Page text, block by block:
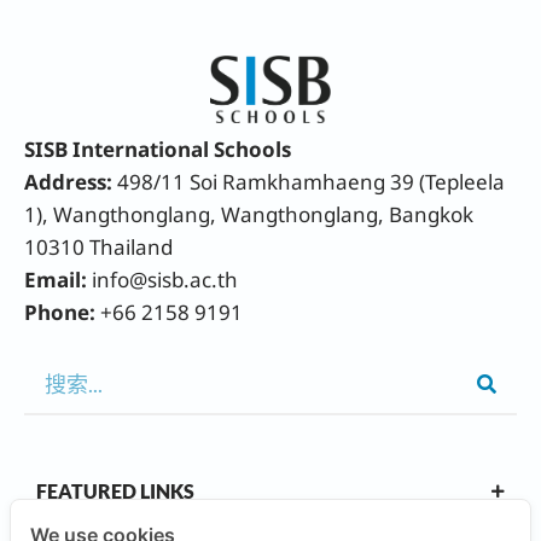
SISB International Schools
Address:498/11 Soi Ramkhamhaeng 39 (Tepleela
1), Wangthonglang, Wangthonglang, Bangkok
10310 Thailand
Email: info@sisb.ac.th
Phone: +66 2158 9191
FEATURED LINKS
We use cookies